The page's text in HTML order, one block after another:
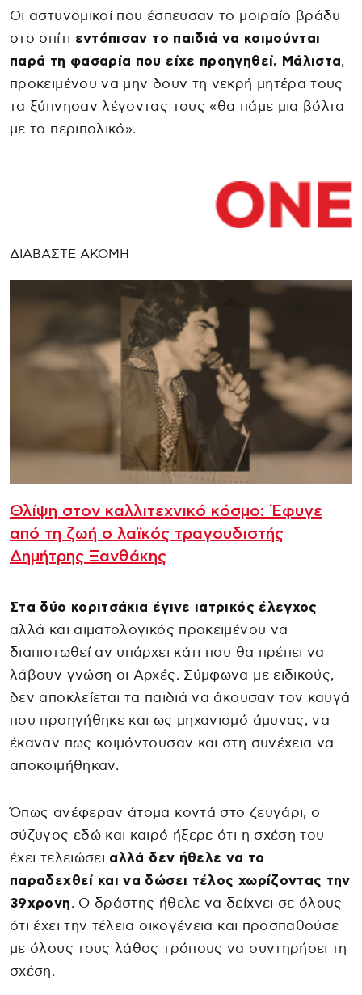
Οι αστυνομικοί που έσπευσαν το μοιραίο βράδυ
στο σπίτι εντόπισαν το παιδιά να κοιμούνται
παρά τη φασαρία που είχε προηγηθεί. Μάλιστα,
προκειμένου να μην δουν τη νεκρή μητέρα τους
τα ξύπνησαν λέγοντας τους «θα πάμε μια βόλτα
με το περιπολικό».
ΔΙΑΒΑΣΤΕ ΑΚΟΜΗ
Θλίψη στον καλλιτεχνικό κόσμο: Έφυγε
από τη ζωή ο λαϊκός τραγουδιστής
Δημήτρης Ξανθάκης
Στα δύο κοριτσάκια έγινε ιατρικός έλεγχος
αλλά και αιματολογικός προκειμένου να
διαπιστωθεί αν υπάρχει κάτι που θα πρέπει να
λάβουν γνώση οι Αρχές. Σύμφωνα με ειδικούς,
δεν αποκλείεται τα παιδιά να άκουσαν τον καυγά
που προηγήθηκε και ως μηχανισμό άμυνας, να
έκαναν πως κοιμόντουσαν και στη συνέχεια να
αποκοιμήθηκαν.
Όπως ανέφεραν άτομα κοντά στο ζευγάρι, ο
σύζυγος εδώ και καιρό ήξερε ότι η σχέση του
έχει τελειώσει αλλά δεν ήθελε να το
παραδεχθεί και να δώσει τέλος χωρίζοντας την
39χρονη. Ο δράστης ήθελε να δείχνει σε όλους
ότι έχει την τέλεια οικογένεια και προσπαθούσε
με όλους τους λάθος τρόπους να συντηρήσει τη
σχέση.